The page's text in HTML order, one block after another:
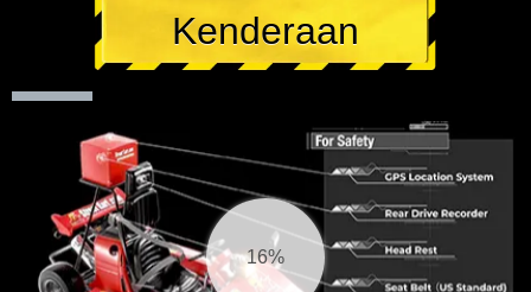
Kenderaan
16%